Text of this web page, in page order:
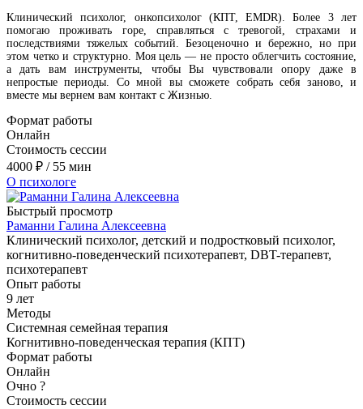
Клинический психолог, онкопсихолог (КПТ, EMDR). Более 3 лет
помогаю проживать горе, справляться с тревогой, страхами и
последствиями тяжелых событий. Безоценочно и бережно, но при
этом четко и структурно. Моя цель — не просто облегчить состояние,
а дать вам инструменты, чтобы Вы чувствовали опору даже в
непростые периоды. Со мной вы сможете собрать себя заново, и
вместе мы вернем вам контакт с Жизнью.
Формат работы
Онлайн
Стоимость сессии
4000 ₽ / 55 мин
О психологе
Быстрый просмотр
Раманни Галина Алексеевна
Клинический психолог, детский и подростковый психолог,
когнитивно-поведенческий психотерапевт, DBT-терапевт,
психотерапевт
Опыт работы
9 лет
Методы
Системная семейная терапия
Когнитивно-поведенческая терапия (КПТ)
Формат работы
Онлайн
Очно ?
Стоимость сессии